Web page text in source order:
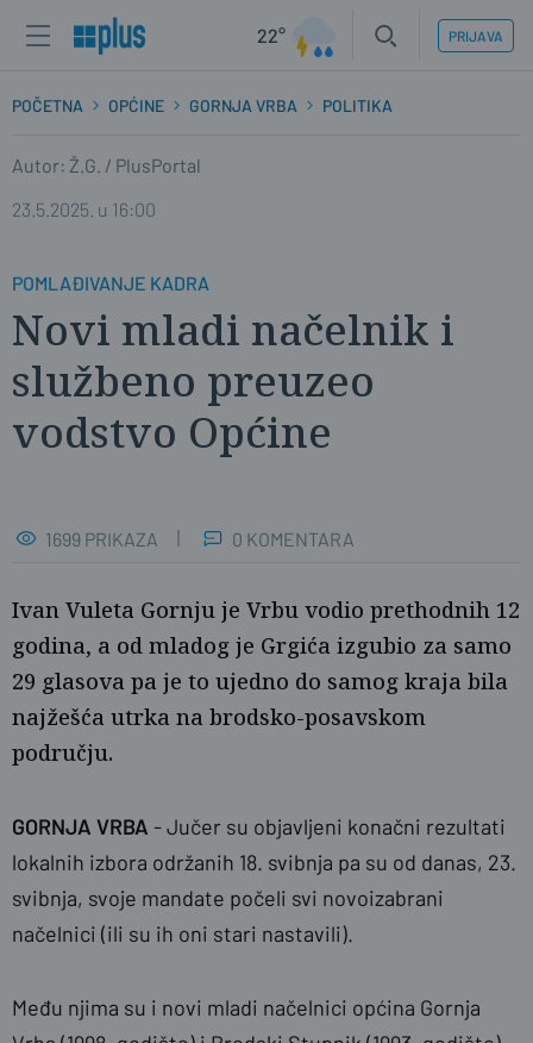
22° PRIJAVA
POČETNA OPĆINE GORNJA VRBA POLITIKA
Autor: Ž.G. / PlusPortal
23.5.2025. u 16:00
POMLAĐIVANJE KADRA
Novi mladi načelnik i
službeno preuzeo
vodstvo Općine
Grgić i Vuleta na primopredaji dužnosti u Gornjoj Vrbi
1699 PRIKAZA 0 KOMENTARA
Ivan Vuleta Gornju je Vrbu vodio prethodnih 12
godina, a od mladog je Grgića izgubio za samo
29 glasova pa je to ujedno do samog kraja bila
najžešća utrka na brodsko-posavskom
području.
GORNJA VRBA - Jučer su objavljeni konačni rezultati
lokalnih izbora održanih 18. svibnja pa su od danas, 23.
svibnja, svoje mandate počeli svi novoizabrani
načelnici (ili su ih oni stari nastavili).
Među njima su i novi mladi načelnici općina Gornja